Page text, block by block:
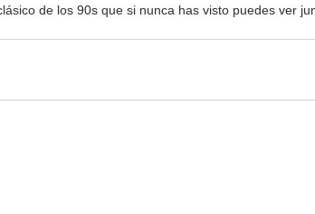
de los 90s que si nunca has visto puedes ver